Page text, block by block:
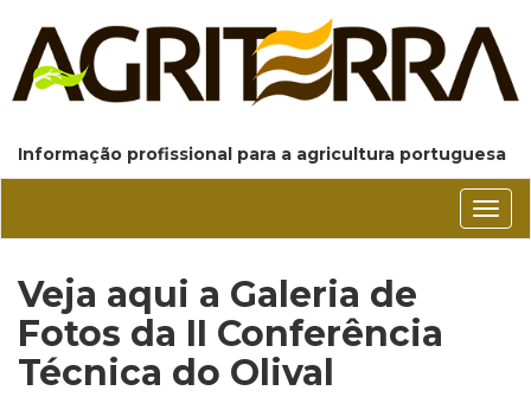
Informação profissional para a agricultura portuguesa
Veja aqui a Galeria de
Fotos da II Conferência
Técnica do Olival